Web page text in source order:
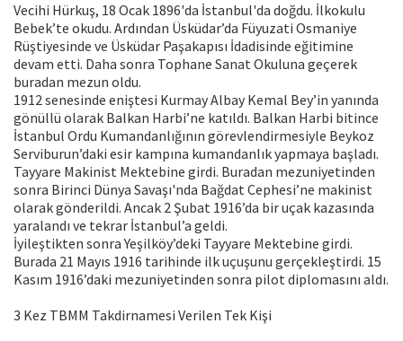
Vecihi Hürkuş, 18 Ocak 1896'da İstanbul'da doğdu. İlkokulu
Bebek’te okudu. Ardından Üsküdar’da Füyuzati Osmaniye
Rüştiyesinde ve Üsküdar Paşakapısı İdadisinde eğitimine
devam etti. Daha sonra Tophane Sanat Okuluna geçerek
buradan mezun oldu.
1912 senesinde eniştesi Kurmay Albay Kemal Bey’in yanında
gönüllü olarak Balkan Harbi’ne katıldı. Balkan Harbi bitince
İstanbul Ordu Kumandanlığının görevlendirmesiyle Beykoz
Serviburun’daki esir kampına kumandanlık yapmaya başladı.
Tayyare Makinist Mektebine girdi. Buradan mezuniyetinden
sonra Birinci Dünya Savaşı'nda Bağdat Cephesi’ne makinist
olarak gönderildi. Ancak 2 Şubat 1916’da bir uçak kazasında
yaralandı ve tekrar İstanbul’a geldi.
İyileştikten sonra Yeşilköy’deki Tayyare Mektebine girdi.
Burada 21 Mayıs 1916 tarihinde ilk uçuşunu gerçekleştirdi. 15
Kasım 1916’daki mezuniyetinden sonra pilot diplomasını aldı.
3 Kez TBMM Takdirnamesi Verilen Tek Kişi